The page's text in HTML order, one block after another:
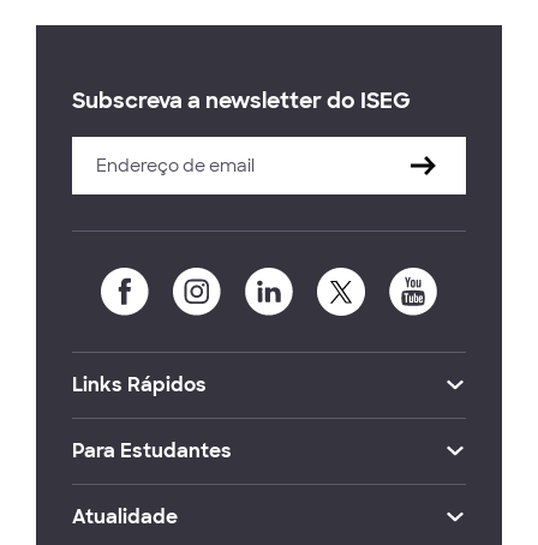
Subscreva a newsletter do ISEG
Links Rápidos
Para Estudantes
Atualidade